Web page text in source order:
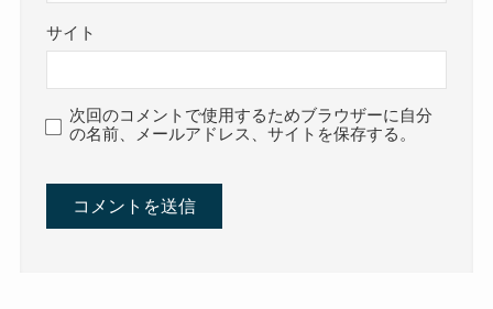
サイト
次回のコメントで使用するためブラウザーに自分
の名前、メールアドレス、サイトを保存する。